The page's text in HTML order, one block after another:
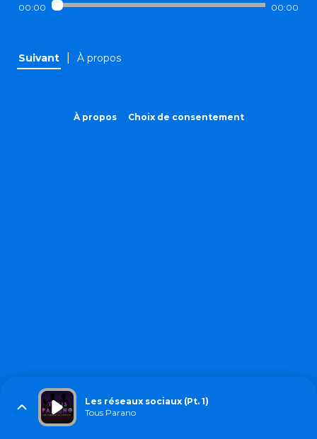
00:00 00:00
Suivant À propos
À propos Choix de consentement
Les réseaux sociaux (Pt. 1)
Tous Parano